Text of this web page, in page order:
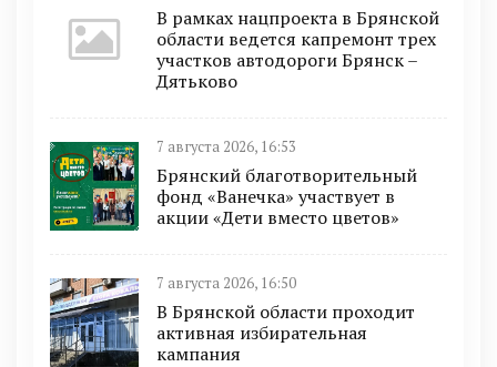
В рамках нацпроекта в Брянской
области ведется капремонт трех
участков автодороги Брянск –
Дятьково
7 августа 2026, 16:53
Брянский благотворительный
фонд «Ванечка» участвует в
акции «Дети вместо цветов»
7 августа 2026, 16:50
В Брянской области проходит
активная избирательная
кампания